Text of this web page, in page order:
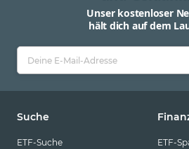
Unser kostenloser
hält dich auf dem
Suche
ETF-Suche
ETF-